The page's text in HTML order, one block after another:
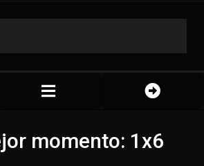
momento: 1x6